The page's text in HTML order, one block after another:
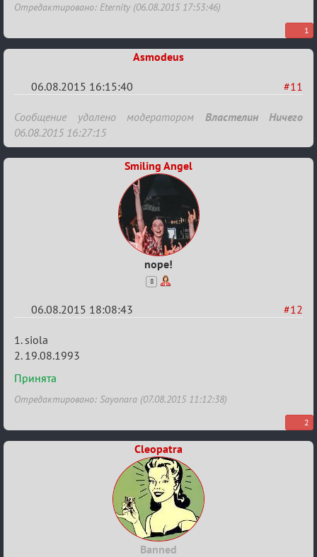
Отредактировано: Eternity (06.08.2015 17:53:46)
1
Asmodeus
#11
06.08.2015 16:15:40
Re:
Строительная
карусель!
Сообщение удалено модератором Властелин Ничего
06.08.2015 16:27:15
Smiling Angel
nope!
8
#12
06.08.2015 18:08:43
Re:
Строительная
карусель!
1. siola
2. 19.08.1993
Принята
Отредактировано: Sayonara (07.08.2015 11:12:38)
2
Cleopatra
Banned